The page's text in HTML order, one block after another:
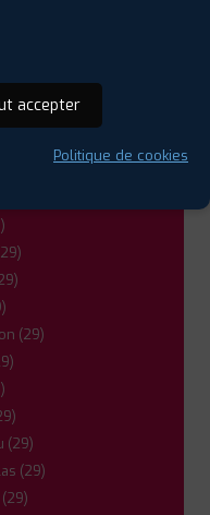
DES
(29)
(29)
(29)
accepter
Politique de cookies